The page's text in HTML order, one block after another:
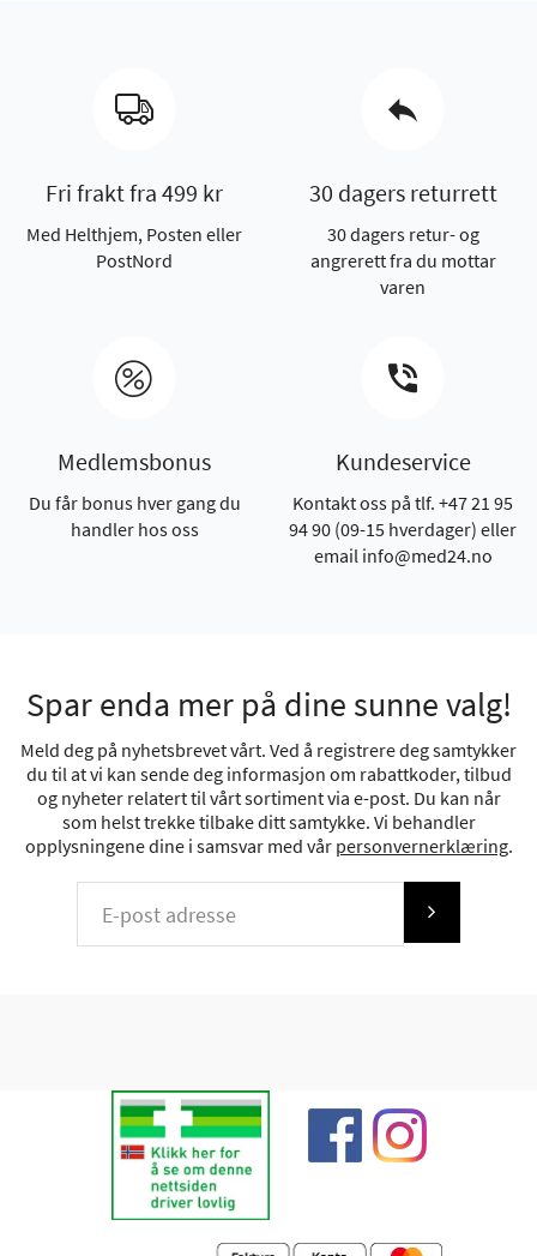
Fri frakt fra 499 kr
Med Helthjem, Posten eller
PostNord
30 dagers returrett
30 dagers retur- og
angrerett fra du mottar
varen
Medlemsbonus
Du får bonus hver gang du
handler hos oss
Kundeservice
Kontakt oss på tlf. +47 21 95
94 90 (09-15 hverdager) eller
email info@med24.no
Spar enda mer på dine sunne valg!
Meld deg på nyhetsbrevet vårt. Ved å registrere deg samtykker
du til at vi kan sende deg informasjon om rabattkoder, tilbud
og nyheter relatert til vårt sortiment via e-post. Du kan når
som helst trekke tilbake ditt samtykke. Vi behandler
opplysningene dine i samsvar med vår personvernerklæring.